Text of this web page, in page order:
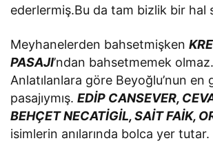
ederlermiş.Bu da tam bizlik bir hal
Meyhanelerden bahsetmişken
PASAJI’ndan bahsetmemek olmaz.
Anlatılanlara göre Beyoğlu’nun en
pasajıymış.EDİP CANSEVER,
BEHÇET NECATİGİL, SAİT FAİK,
isimlerin anılarında bolca yer tutar.